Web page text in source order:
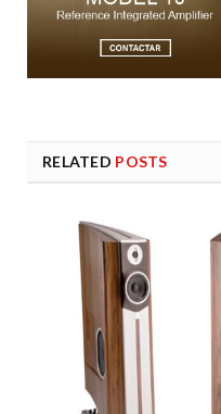
RELATED POSTS